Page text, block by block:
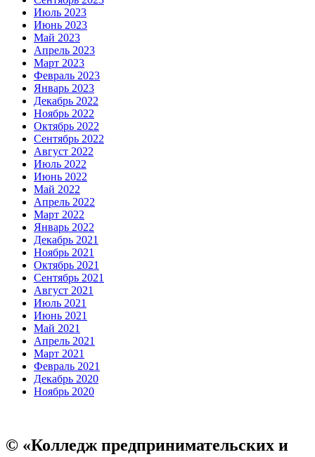
Июль 2023
Июнь 2023
Май 2023
Апрель 2023
Март 2023
Февраль 2023
Январь 2023
Декабрь 2022
Ноябрь 2022
Октябрь 2022
Сентябрь 2022
Август 2022
Июль 2022
Июнь 2022
Май 2022
Апрель 2022
Март 2022
Январь 2022
Декабрь 2021
Ноябрь 2021
Октябрь 2021
Сентябрь 2021
Август 2021
Июль 2021
Июнь 2021
Май 2021
Апрель 2021
Март 2021
Февраль 2021
Декабрь 2020
Ноябрь 2020
© «Колледж предпринимательских и